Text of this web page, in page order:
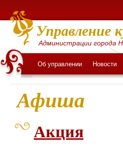
Управление
Администрации города
Об управлении Новости
Афиша
Акция